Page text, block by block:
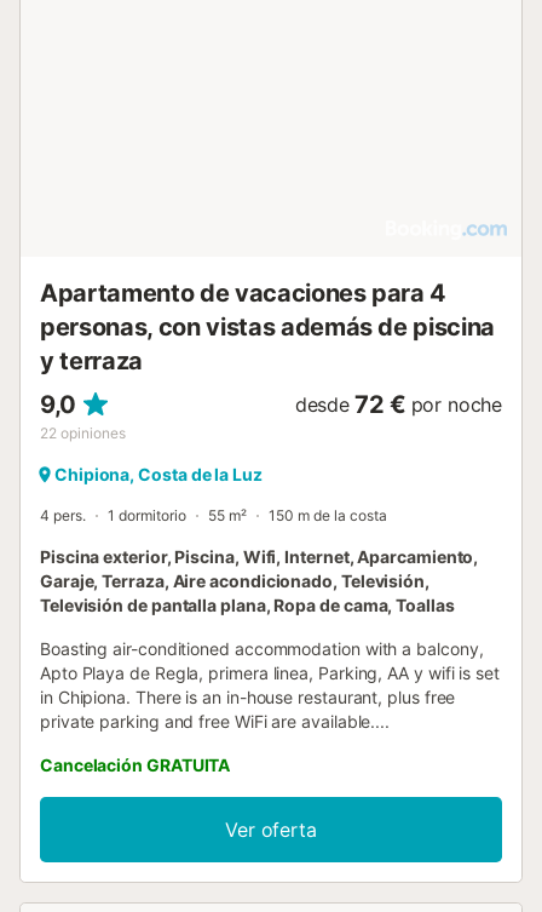
Apartamento de vacaciones para 4
personas, con vistas además de piscina
y terraza
9,0
22 opiniones
desde 72 € por noche
Chipiona, Costa de la Luz
4 pers. 1 dormitorio 55 m² 150 m de la costa
Piscina exterior, Piscina, Wifi, Internet, Aparcamiento,
Garaje, Terraza, Aire acondicionado, Televisión,
Televisión de pantalla plana, Ropa de cama, Toallas
Boasting air-conditioned accommodation with a balcony,
Apto Playa de Regla, primera linea, Parking, AA y wifi is set
in Chipiona. There is an in-house restaurant, plus free
private parking and free WiFi are available....
Cancelación GRATUITA
Ver oferta